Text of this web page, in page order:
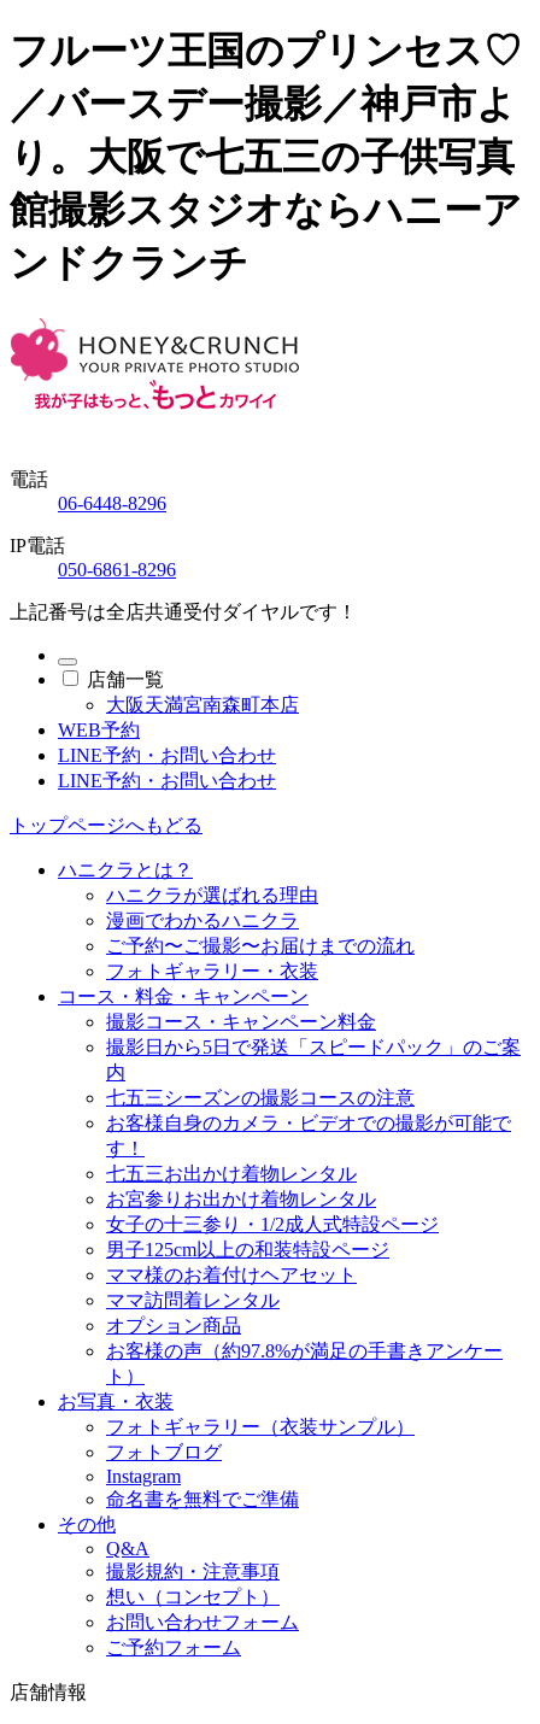
フルーツ王国のプリンセス♡
／バースデー撮影／神戸市よ
り。大阪で七五三の子供写真
館撮影スタジオならハニーア
ンドクランチ
電話
06-6448-8296
IP電話
050-6861-8296
上記番号は全店共通受付ダイヤルです！
店舗一覧
大阪天満宮南森町本店
WEB予約
LINE予約・お問い合わせ
LINE予約・お問い合わせ
トップページへもどる
ハニクラとは？
ハニクラが選ばれる理由
漫画でわかるハニクラ
ご予約〜ご撮影〜お届けまでの流れ
フォトギャラリー・衣装
コース・料金・キャンペーン
撮影コース・キャンペーン料金
撮影日から5日で発送「スピードパック」のご案
内
七五三シーズンの撮影コースの注意
お客様自身のカメラ・ビデオでの撮影が可能で
す！
七五三お出かけ着物レンタル
お宮参りお出かけ着物レンタル
女子の十三参り・1/2成人式特設ページ
男子125cm以上の和装特設ページ
ママ様のお着付けヘアセット
ママ訪問着レンタル
オプション商品
お客様の声（約97.8%が満足の手書きアンケー
ト）
お写真・衣装
フォトギャラリー（衣装サンプル）
フォトブログ
Instagram
命名書を無料でご準備
その他
Q&A
撮影規約・注意事項
想い（コンセプト）
お問い合わせフォーム
ご予約フォーム
店舗情報